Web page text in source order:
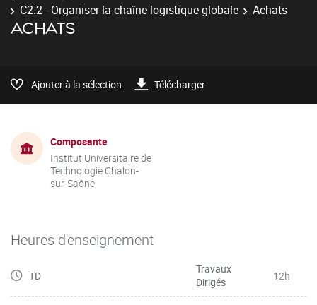
C2.2 - Organiser la chaîne logistique globale
Achats
ACHATS
Ajouter à la sélection Télécharger
Composante
Institut Universitaire de
Technologie Chalon-
sur-Saône
Heures d'enseignement
TD
Travaux
Dirigés
12h